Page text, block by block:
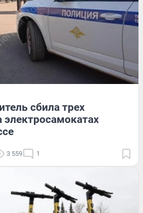
сбила трех
электросамокатах
3 559 1